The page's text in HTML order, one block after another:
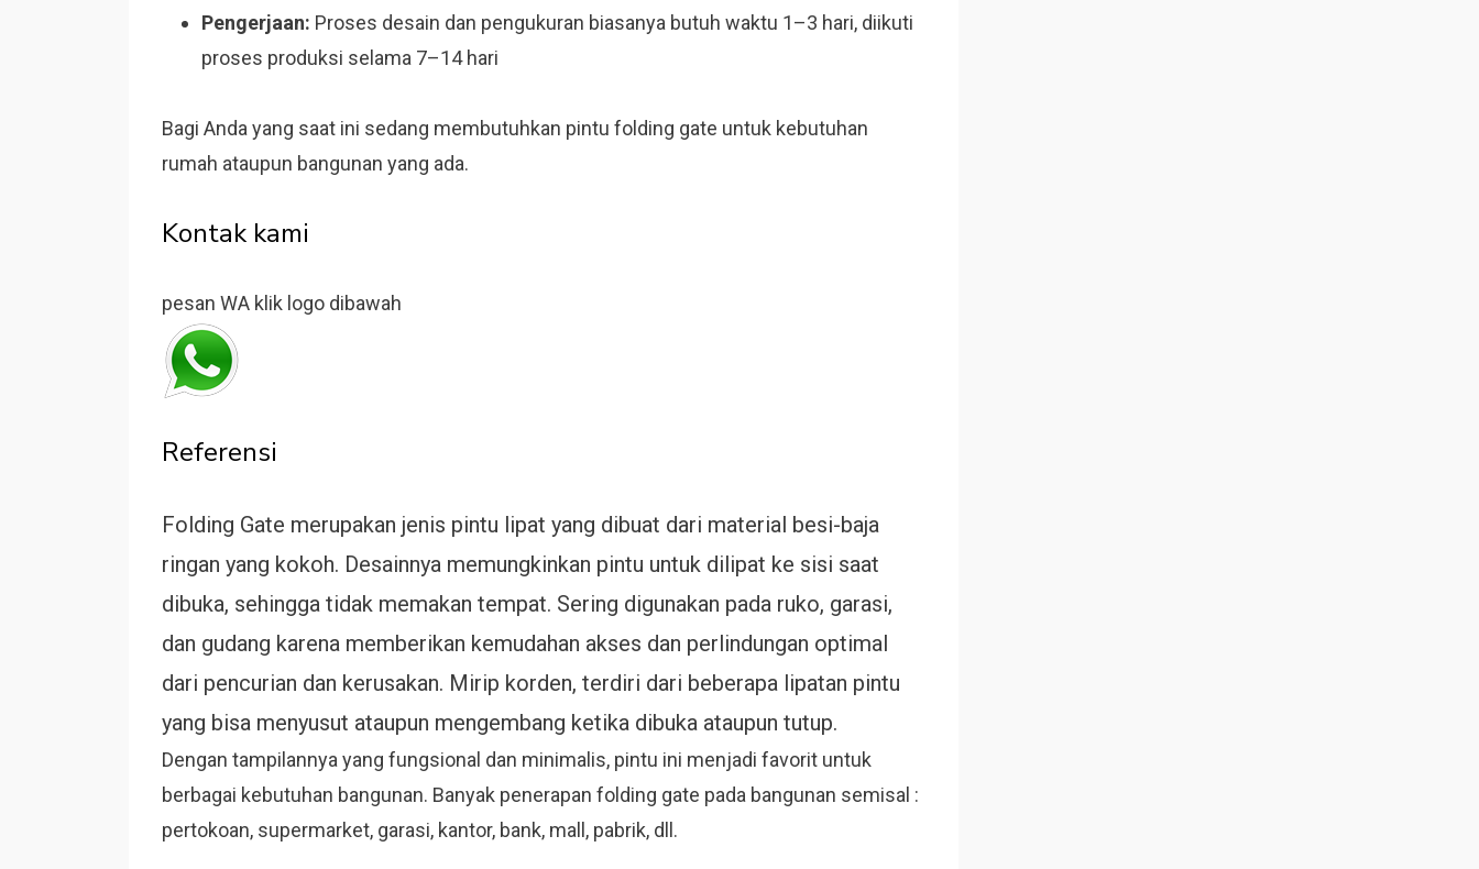
Pengerjaan: Proses desain dan pengukuran biasanya butuh waktu 1–3 hari, diikuti
proses produksi selama 7–14 hari
Bagi Anda yang saat ini sedang membutuhkan pintu folding gate untuk kebutuhan
rumah ataupun bangunan yang ada.
Kontak kami
pesan WA klik logo dibawah
Referensi
Folding Gate merupakan jenis pintu lipat yang dibuat dari material besi-baja
ringan yang kokoh. Desainnya memungkinkan pintu untuk dilipat ke sisi saat
dibuka, sehingga tidak memakan tempat. Sering digunakan pada ruko, garasi,
dan gudang karena memberikan kemudahan akses dan perlindungan optimal
dari pencurian dan kerusakan. Mirip korden, terdiri dari beberapa lipatan pintu
yang bisa menyusut ataupun mengembang ketika dibuka ataupun tutup.
Dengan tampilannya yang fungsional dan minimalis, pintu ini menjadi favorit untuk
berbagai kebutuhan bangunan. Banyak penerapan folding gate pada bangunan semisal :
pertokoan, supermarket, garasi, kantor, bank, mall, pabrik, dll.